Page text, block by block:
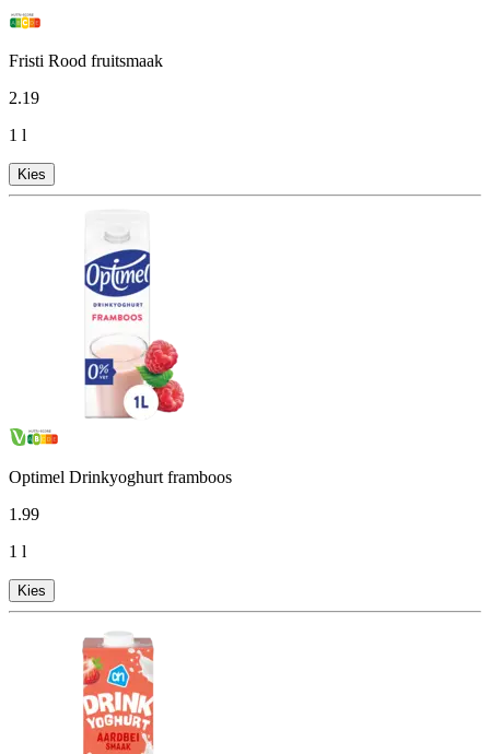
Fristi Rood fruitsmaak
2.19
1 l
Kies
Optimel Drinkyoghurt framboos
1.99
1 l
Kies